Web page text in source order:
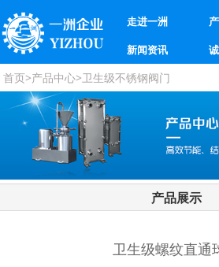
走进一洲
新闻资讯
首页>产品中心>卫生级不锈钢阀门
产品展示
卫生级螺纹直通